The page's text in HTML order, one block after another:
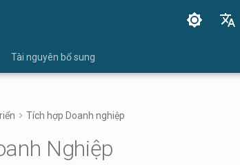
Français
Tài nguyên bổ sung
Tích hợp Doanh nghiệp
Nghiệp